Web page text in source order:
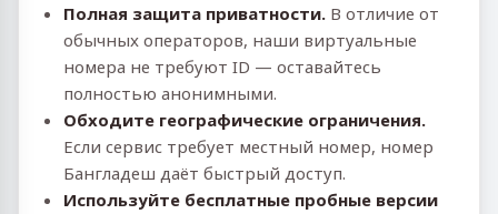
Полная защита приватности. В отличие от
обычных операторов, наши виртуальные
номера не требуют ID — оставайтесь
полностью анонимными.
Обходите географические ограничения.
Если сервис требует местный номер, номер
Бангладеш даёт быстрый доступ.
Используйте бесплатные пробные версии